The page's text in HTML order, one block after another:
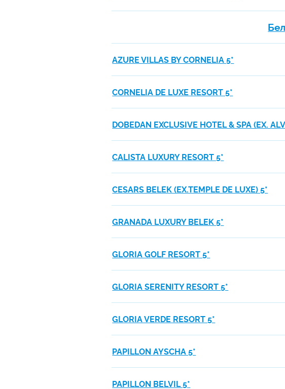
AZURE VILLAS BY CORNELIA 5*
CORNELIA DE LUXE RESORT 5*
DOBEDAN EXCLUSIVE HOTEL & SPA (EX.
CALISTA LUXURY RESORT 5*
CESARS BELEK (EX.TEMPLE DE LUXE) 5*
GRANADA LUXURY BELEK 5*
GLORIA GOLF RESORT 5*
GLORIA SERENITY RESORT 5*
GLORIA VERDE RESORT 5*
PAPILLON AYSCHA 5*
PAPILLON BELVIL 5*